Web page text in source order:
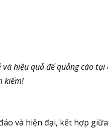
hiệu quả để quảng cáo tại
kiếm!
và hiện đại, kết hợp